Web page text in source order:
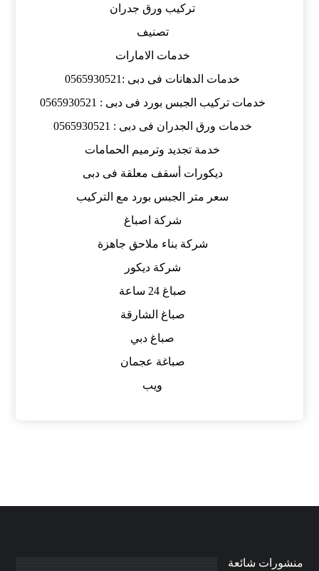
تركيب ورق جدران
تصنيف
خدمات الامارات
خدمات الدهانات فى دبى :0565930521
خدمات تركيب الجبس بورد فى دبى : 0565930521
خدمات ورق الجدران فى دبى : 0565930521
خدمة تجديد وترميم الحمامات
ديكورات أسقف معلقة فى دبى
سعر متر الجبس بورد مع التركيب
شركة اصباغ
شركة بناء ملاحق جاهزة
شركة ديكور
صباغ 24 ساعة
صباغ الشارقة
صباغ دبي
صباغة عجمان
ويب
منشورات شائعة